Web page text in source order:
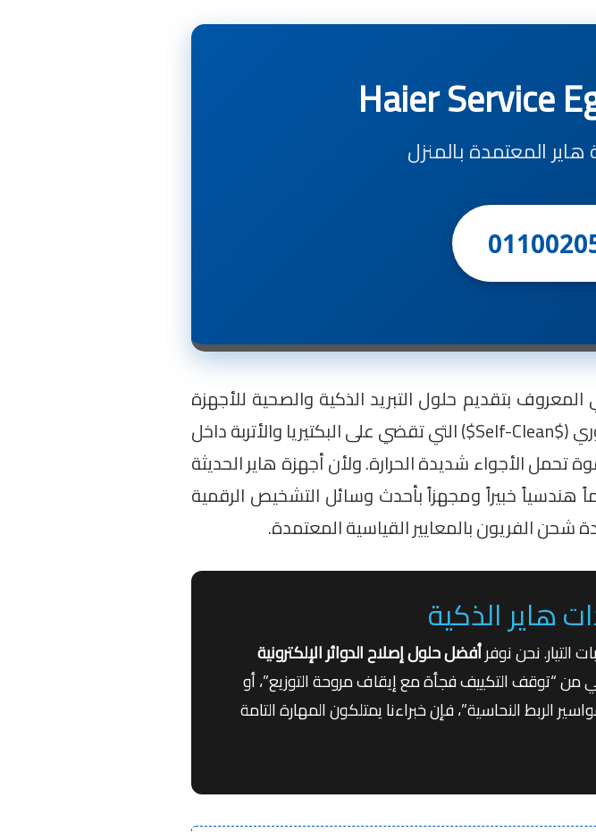
هاير المعتمدة بالمنزل
المعروف بتقديم حلول التبريد الذكية والصحية للأجهزة
المنزلية. تتميز تكييفات هاير بتقنيات رائدة ومبتكرة مثل خاصية التنظيف الذاتي الفوري ($Self-Clean$) التي تقضي على البكتيريا والأتربة داخل
تحمل الأجواء شديدة الحرارة. ولأن أجهزة هاير الحديثة
هندسياً خبيراً ومجهزاً بأحدث وسائل التشخيص الرقمية
شحن الفريون بالمعايير القياسية المعتمدة.
الذكية
التيار. نحن نوفرأفضل حلول إصلاح الدوائر الإلكترونية
من “توقف التكييف فجأة مع إيقاف مروحة التوزيع”، أو
الربط النحاسية”، فإن خبراءنا يمتلكون المهارة التامة